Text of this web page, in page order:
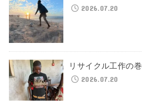
2026.07.20
リサイクル工作の巻
2026.07.20